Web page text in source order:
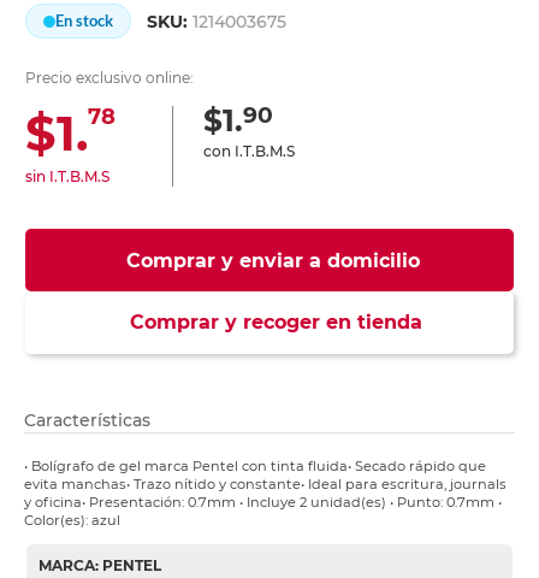
En stock SKU:1214003675
Precio exclusivo online:
$1.78
sin I.T.B.M.S
$1.90
con I.T.B.M.S
Comprar y enviar a domicilio
Comprar y recoger en tienda
Características
• Bolígrafo de gel marca Pentel con tinta fluida• Secado rápido que
evita manchas• Trazo nítido y constante• Ideal para escritura, journals
y oficina• Presentación: 0.7mm • Incluye 2 unidad(es) • Punto: 0.7mm •
Color(es): azul
MARCA: PENTEL